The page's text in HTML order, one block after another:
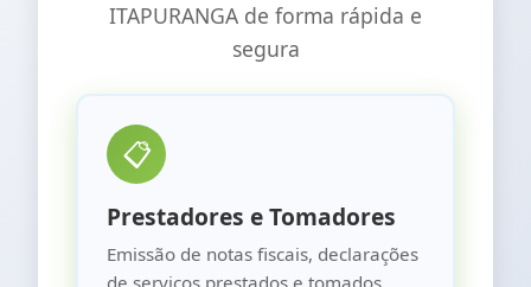
ITAPURANGA de forma rápida e
segura
📋
Prestadores e Tomadores
Emissão de notas fiscais, declarações